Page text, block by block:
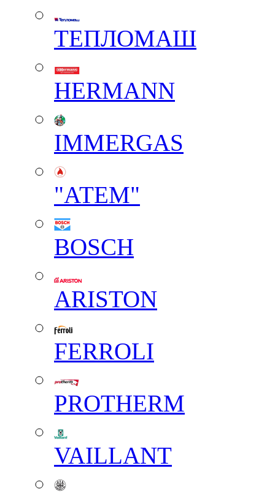
ТЕПЛОМАШ
HERMANN
IMMERGAS
"АТЕМ"
BOSCH
ARISTON
FERROLI
PROTHERM
VAILLANT